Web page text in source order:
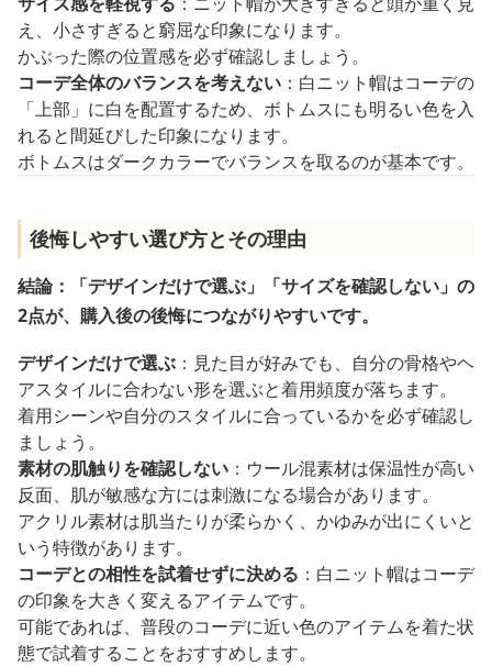
え、小さすぎると窮屈な印象になります。
かぶった際の位置感を必ず確認しましょう。
コーデ全体のバランスを考えない ：白ニット帽はコーデの
「上部」に白を配置するため、ボトムスにも明るい色を入
れると間延びした印象になります。
ボトムスはダークカラーでバランスを取るのが基本です。
後悔しやすい選び方とその理由
結論：「デザインだけで選ぶ」「サイズを確認しない」の
2点が、購入後の後悔につながりやすいです。
デザインだけで選ぶ ：見た目が好みでも、自分の骨格やヘ
アスタイルに合わない形を選ぶと着用頻度が落ちます。
着用シーンや自分のスタイルに合っているかを必ず確認し
ましょう。
素材の肌触りを確認しない ：ウール混素材は保温性が高い
反面、肌が敏感な方には刺激になる場合があります。
アクリル素材は肌当たりが柔らかく、かゆみが出にくいと
いう特徴があります。
コーデとの相性を試着せずに決める ：白ニット帽はコーデ
の印象を大きく変えるアイテムです。
可能であれば、普段のコーデに近い色のアイテムを着た状
態で試着することをおすすめします。